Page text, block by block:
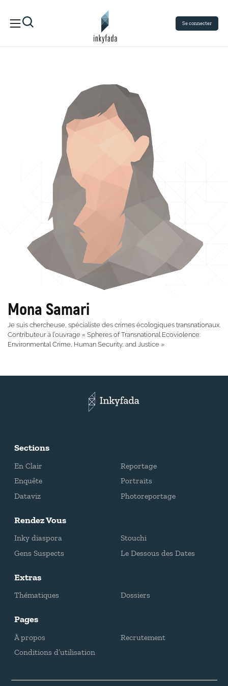
Se connecter
Mona Samari
Je suis chercheuse, spécialiste des crimes écologiques transnationaux.
Contributeur à l’ouvrage « Spheres of Transnational Ecoviolence:
Environmental Crime, Human Security, and Justice »
Sections
En Clair
Reportage
Enquête
Portraits
Dataviz
Photoreportage
Rendez Vous
Inky diaspora
Stouchi
Gens Suspects
Le Dessous des Dates
Extras
Thématiques Dossiers
Pages
À propos
Recrutement
Conditions d’utilisation